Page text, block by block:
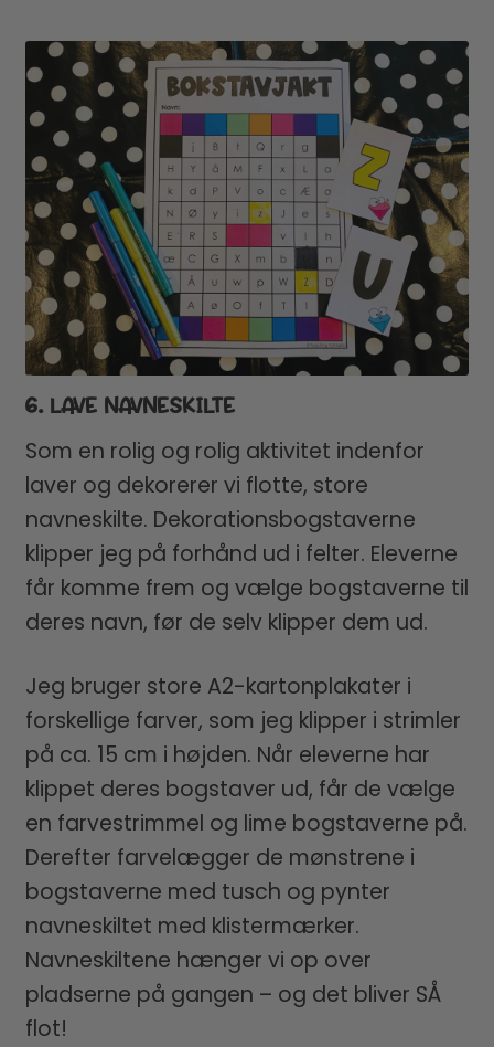
6. LAVE NAVNESKILTE
Som en rolig og rolig aktivitet indenfor
laver og dekorerer vi flotte, store
navneskilte. Dekorationsbogstaverne
klipper jeg på forhånd ud i felter. Eleverne
får komme frem og vælge bogstaverne til
deres navn, før de selv klipper dem ud.
Jeg bruger store A2-kartonplakater i
forskellige farver, som jeg klipper i strimler
på ca. 15 cm i højden. Når eleverne har
klippet deres bogstaver ud, får de vælge
en farvestrimmel og lime bogstaverne på.
Derefter farvelægger de mønstrene i
bogstaverne med tusch og pynter
navneskiltet med klistermærker.
Navneskiltene hænger vi op over
pladserne på gangen – og det bliver SÅ
flot!